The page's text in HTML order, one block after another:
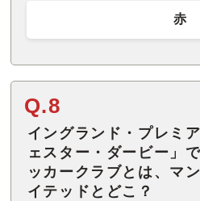
赤
Q.8
イングランド・プレミ
ェスター・ダービー」
ッカークラブとは、マ
イテッドとどこ？